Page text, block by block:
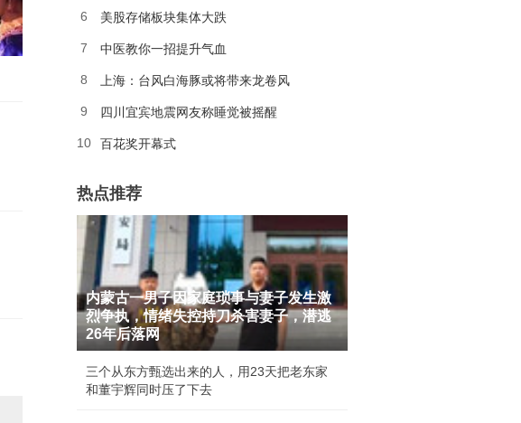
1
2
3
6 美股存储板块集体大跌
7 中医教你一招提升气血
8 上海：台风白海豚或将带来龙卷风
9 四川宜宾地震网友称睡觉被摇醒
10 百花奖开幕式
热点推荐
内蒙古一男子因家庭琐事与妻子发生激
烈争执，情绪失控持刀杀害妻子，潜逃
26年后落网
三个从东方甄选出来的人，用23天把老东家
和董宇辉同时压了下去